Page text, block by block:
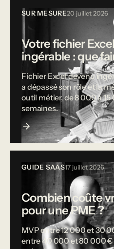
SUR MESURE20 juillet 2026
Votre fichier
ingérable : que
Fichier Excel devenu
a dépassé son rôle et la
outil métier, de 8 000 à 15
semaines.
GUIDE SAAS17 juillet 2026
Combien coûte
pour une PME ?
MVP entre 12 000 et 30
entre 40 000 et 80 000 €